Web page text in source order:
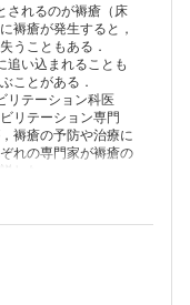
）
ンの未来
型ウェアラブル）モーシ
Practice
用と評価（藤本修平）
太郎）
されるのが褥瘡（床
褥瘡が発生すると，
うこともある．
追い込まれることも
ことがある．
リテーション科医
リテーション専門
褥瘡の予防や治療に
れの専門家が褥瘡の
した．